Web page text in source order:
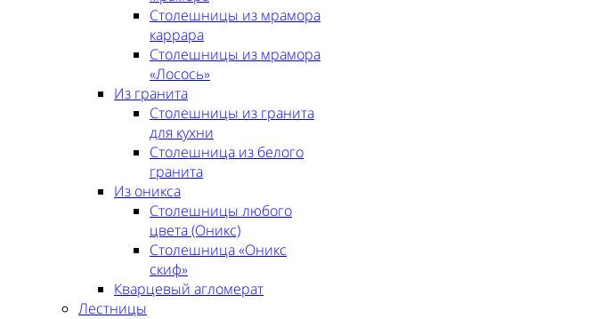
Столешницы из мрамора
каррара
Столешницы из мрамора
«Лосось»
Из гранита
Столешницы из гранита
для кухни
Столешница из белого
гранита
Из оникса
Столешницы любого
цвета (Оникс)
Столешница «Оникс
скиф»
Кварцевый агломерат
Лестницы